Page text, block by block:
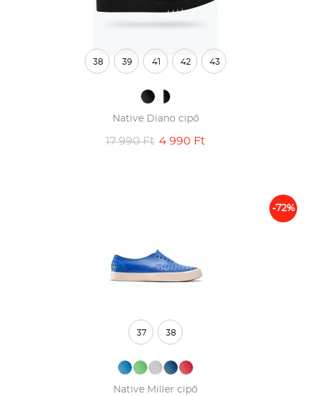
Native Diano cipő
17 990 Ft 4 990 Ft
38 39 41 42 43
-72%
Native Miller cipő
37 38